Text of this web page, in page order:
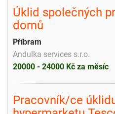
Úklid společných
domů
Příbram
Andulka services s.r.o.
20000 - 24000 Kč za měsíc
Pracovník/ce